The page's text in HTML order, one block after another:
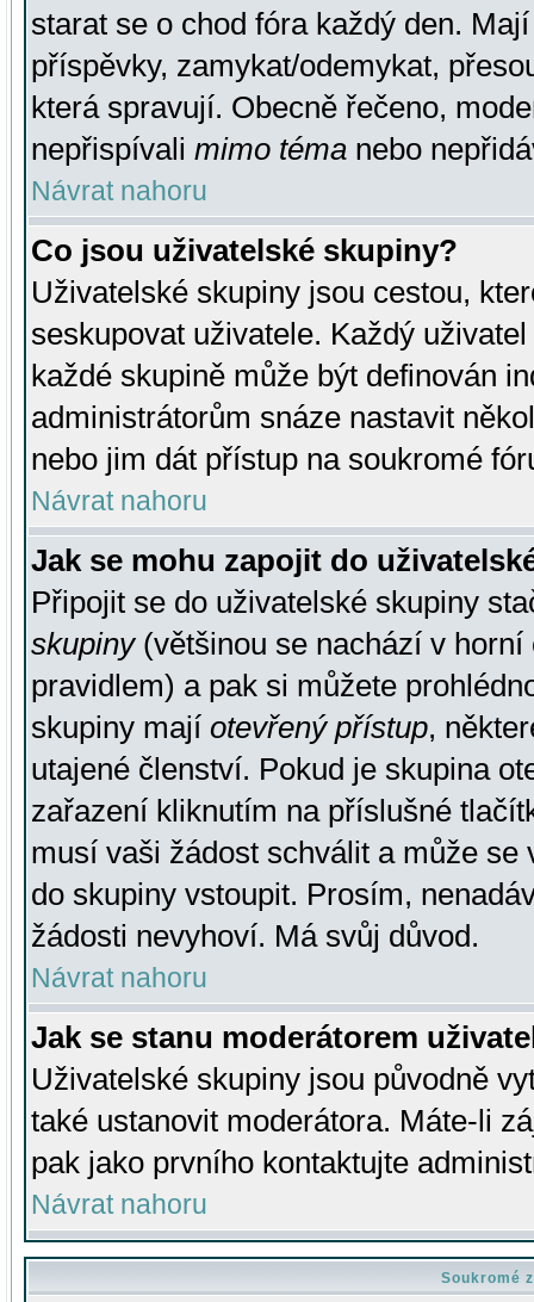
starat se o chod fóra každý den.
příspěvky, zamykat/odemykat,
která spravují. Obecně řečeno,
nepřispívali mimo téma nebo
Návrat nahoru
Co jsou uživatelské skupiny?
Uživatelské skupiny jsou cestou,
seskupovat uživatele. Každý
každé skupině může být definován
administrátorům snáze nastavit
nebo jim dát přístup na soukromé
Návrat nahoru
Jak se mohu zapojit do
Připojit se do uživatelské skupiny
skupiny(většinou se nachází v horní
pravidlem) a pak si můžete
skupiny mají otevřený přístup,
utajené členství. Pokud je skupina
zařazení kliknutím na příslušné
musí vaši žádost schválit a může se
do skupiny vstoupit. Prosím,
žádosti nevyhoví. Má svůj důvod.
Návrat nahoru
Jak se stanu moderátorem
Uživatelské skupiny jsou původně
také ustanovit moderátora. Máte-li
pak jako prvního kontaktujte
Návrat nahoru
Soukromé